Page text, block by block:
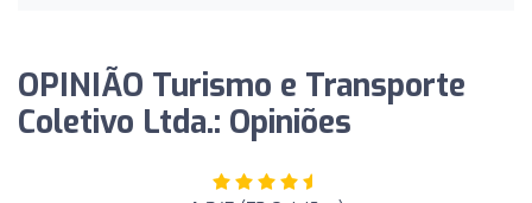
OPINIÃO Turismo e Transporte
Coletivo Ltda.: Opiniões